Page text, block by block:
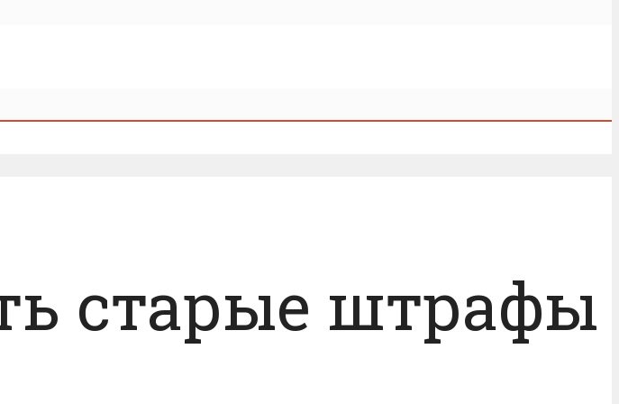
старые штрафы